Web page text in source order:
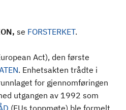
se FORSTERKET.
Act), den første
. Enhetsakten trådte i
for gjennomføringen
utgangen av 1992 som
(EUs toppmøte) ble formelt